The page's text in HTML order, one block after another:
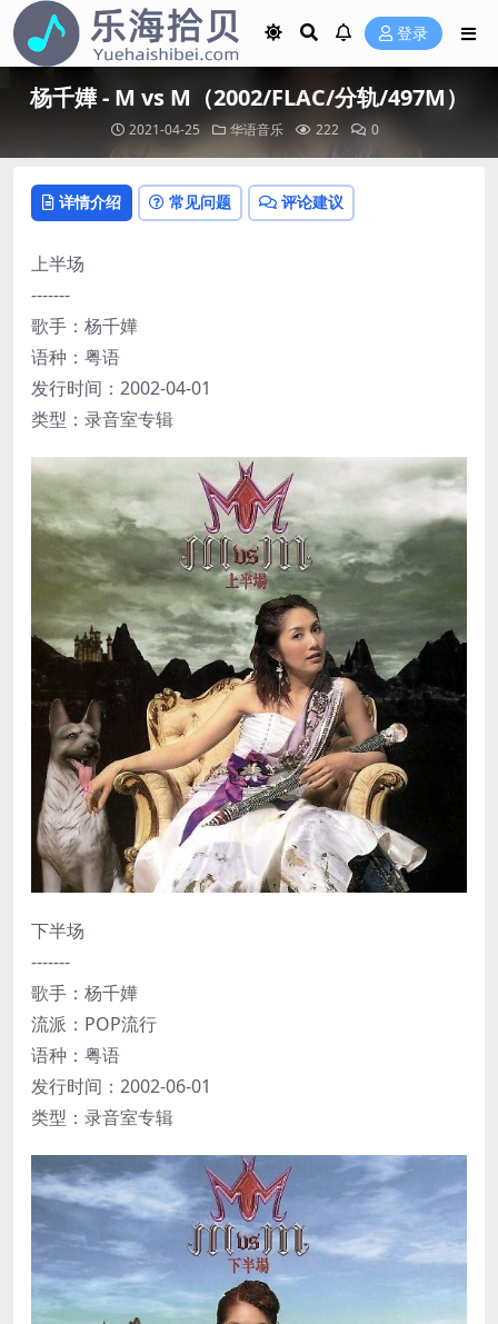
登录
杨千嬅 - M vs M（2002/FLAC/分轨/497M）
2021-04-25 华语音乐 222 0
详情介绍 常见问题 评论建议
上半场
-------
歌手：杨千嬅
语种：粤语
发行时间：2002-04-01
类型：录音室专辑
下半场
-------
歌手：杨千嬅
流派：POP流行
语种：粤语
发行时间：2002-06-01
类型：录音室专辑